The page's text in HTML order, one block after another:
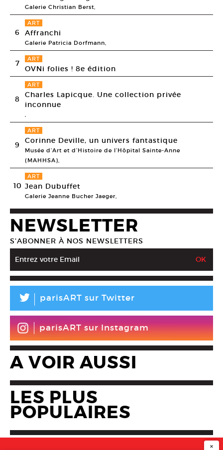
Galerie Christian Berst,
6
ART
Affranchi
Galerie Patricia Dorfmann,
7 ART
OVNi folies ! 8e édition
8
ART
Charles Lapicque. Une collection privée
inconnue
9
ART
Corinne Deville, un univers fantastique
Musée d’Art et d’Histoire de l’Hôpital Sainte-Anne
(MAHHSA),
10
ART
Jean Dubuffet
Galerie Jeanne Bucher Jaeger,
NEWSLETTER
S’ABONNER À NOS NEWSLETTERS
L parisART sur Twitter
parisART sur Instagram
A VOIR AUSSI
LES PLUS
POPULAIRES
×